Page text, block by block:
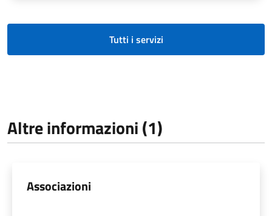
Tutti i servizi
Altre informazioni (1)
Associazioni